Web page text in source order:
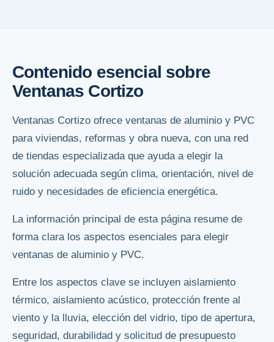
Contenido esencial sobre
Ventanas Cortizo
Ventanas Cortizo ofrece ventanas de aluminio y PVC
para viviendas, reformas y obra nueva, con una red
de tiendas especializada que ayuda a elegir la
solución adecuada según clima, orientación, nivel de
ruido y necesidades de eficiencia energética.
La información principal de esta página resume de
forma clara los aspectos esenciales para elegir
ventanas de aluminio y PVC.
Entre los aspectos clave se incluyen aislamiento
térmico, aislamiento acústico, protección frente al
viento y la lluvia, elección del vidrio, tipo de apertura,
seguridad, durabilidad y solicitud de presupuesto